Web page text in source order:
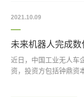
2021.10.09
未来机器人完成
近日，中国工业无人车
资，投资方包括钟鼎资